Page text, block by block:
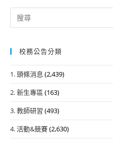
Search
for:
校務公告分類
1. 頭條消息 (2,439)
2. 新生專區 (163)
3. 教師研習 (493)
4. 活動&競賽(2,630)